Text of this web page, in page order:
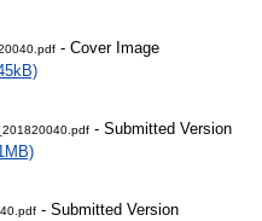
- Cover Image
- Submitted Version
- Submitted Version